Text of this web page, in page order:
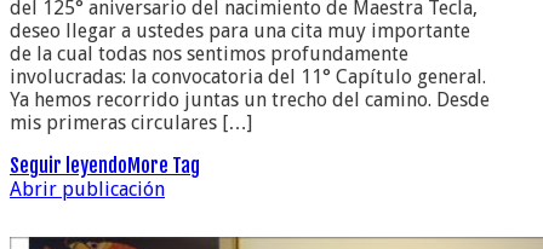
del 125° aniversario del nacimiento de Maestra Tecla,
deseo llegar a ustedes para una cita muy importante
de la cual todas nos sentimos profundamente
involucradas: la convocatoria del 11° Capítulo general.
Ya hemos recorrido juntas un trecho del camino. Desde
mis primeras circulares […]
Seguir leyendo More Tag
Abrir publicación